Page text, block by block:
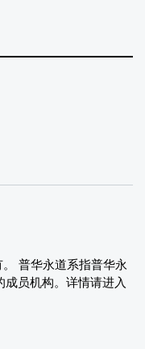
普华永道系指普华永
员机构。详情请进入